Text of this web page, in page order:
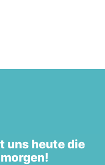
uns heute die